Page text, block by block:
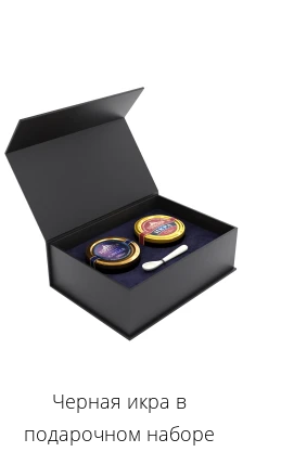
Черная икра в
подарочном наборе